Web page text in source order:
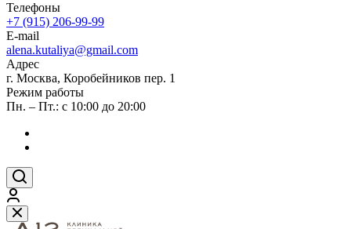
Телефоны
+7 (915) 206-99-99
E-mail
alena.kutaliya@gmail.com
Адрес
г. Москва, Коробейников пер. 1
Режим работы
Пн. – Пт.: с 10:00 до 20:00